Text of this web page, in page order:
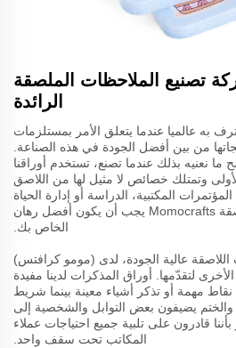
تصنيع الملاحظات الملصقة
الرائدة
به عالميا عندما يتعلق الأمر بمستلزمات
من بين أفضل الجودة في هذه الصناعة.
ما نعنيه بذلك عندما تصنع، تستخدم أوراقنا
وتمتلك خصائص لا مثيل لها من اللاصق
المكتبية، الدراسة أو إدارة الحياة
العادية؛ الملاحظات الملصقة Momocrafts يجب أن يكون أفضل رهان
الخاص بك.
اللاصقة عالية الجودة، لدى (مومو كرافتس)
لتقدّمها. أوراق المذكرات لدينا مفيدة
نقاط مهمة أو تذكر أشياء معينة بينما شريط
يضيفون بعض التوابل والشخصية إلى
قادرون على تلبية جميع احتياجات عملاء
المكاتب تحت سقف واحد.